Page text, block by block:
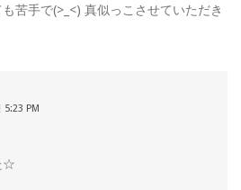
苦手で(>_<) 真似っこさせていただき
5:23 PM
☆